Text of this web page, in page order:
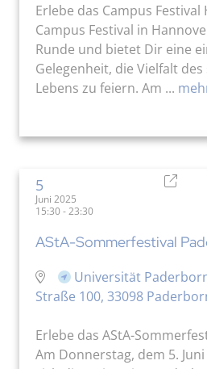
Erlebe das Campus Festival
Campus Festival in
Runde und bietet Dir eine
Gelegenheit, die Vielfalt
Lebens zu feiern. Am ...
5
Juni 2025
15:30 - 23:30
AStA-Sommerfestival
Universität
Straße 100, 33098
Erlebe das AStA-
Am Donnerstag, dem 5.